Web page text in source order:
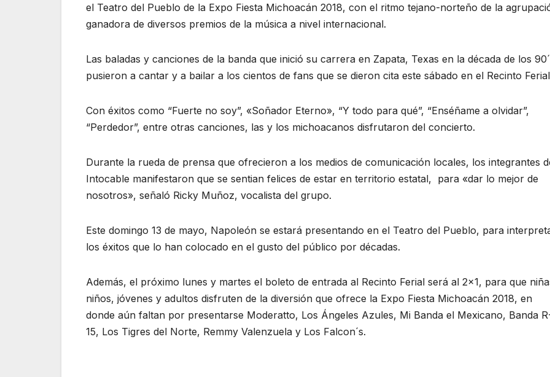
el Teatro del Pueblo de la Expo Fiesta Michoacán 2018, con el ritmo tejano-norteño de la
ganadora de diversos premios de la música a nivel internacional.
Las baladas y canciones de la banda que inició su carrera en Zapata, Texas en la década de los
pusieron a cantar y a bailar a los cientos de fans que se dieron cita este sábado en el Recinto
Con éxitos como “Fuerte no soy”, «Soñador Eterno», “Y todo para qué”, “Enséñame a olvidar”,
“Perdedor”, entre otras canciones, las y los michoacanos disfrutaron del concierto.
Durante la rueda de prensa que ofrecieron a los medios de comunicación locales, los integrantes
Intocable manifestaron que se sentian felices de estar en territorio estatal, para «dar lo mejor de
nosotros», señaló Ricky Muñoz, vocalista del grupo.
Este domingo 13 de mayo, Napoleón se estará presentando en el Teatro del Pueblo, para
los éxitos que lo han colocado en el gusto del público por décadas.
Además, el próximo lunes y martes el boleto de entrada al Recinto Ferial será al 2×1, para que
niños, jóvenes y adultos disfruten de la diversión que ofrece la Expo Fiesta Michoacán 2018, en
donde aún faltan por presentarse Moderatto, Los Ángeles Azules, Mi Banda el Mexicano, Banda
15, Los Tigres del Norte, Remmy Valenzuela y Los Falcon´s.